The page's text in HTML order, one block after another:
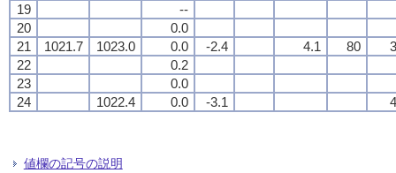
19
--
20
0.0
21
1021.7 1023.0 0.0 -2.4 4.1 80
22
0.2
23
0.0
24
1022.4 0.0 -3.1
値欄の記号の説明